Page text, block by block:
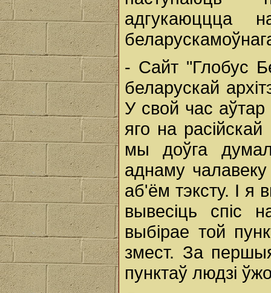
адгукаюццца
- Сайт "Глобус
беларускай
У свой час аўтар
яго на
мы доўга
аднаму
аб'ём тэксту. І я
вывесіць спіс
выбірае той
змест. За
пунктаў людзі